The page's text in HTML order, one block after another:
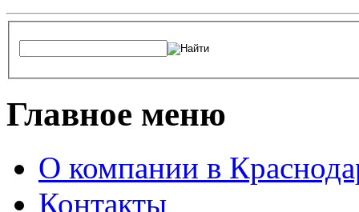
Главное меню
О компании в
Контакты